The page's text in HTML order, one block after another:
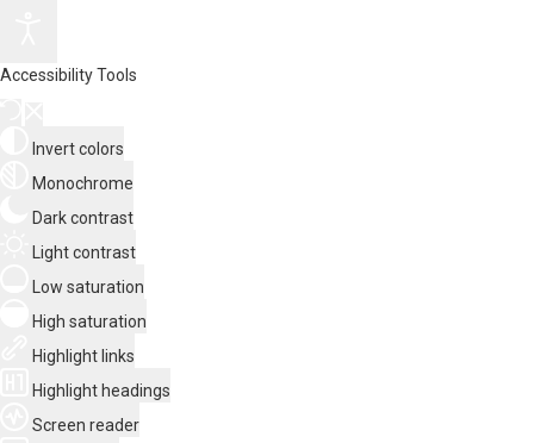
Accessibility Tools
Invert colors
Monochrome
Dark contrast
Light contrast
Low saturation
High saturation
Highlight links
Highlight headings
Screen reader